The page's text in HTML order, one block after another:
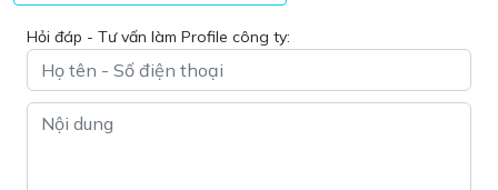
Hỏi đáp - Tư vấn làm Profile công ty: